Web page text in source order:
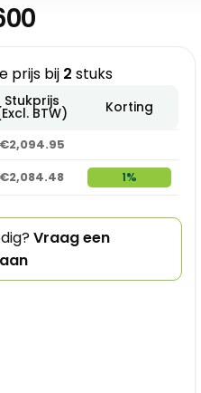
prijs bij 2 stuks
Stukprijs
BTW) Korting
€2,094.95
€2,084.48 1%
Vraag een